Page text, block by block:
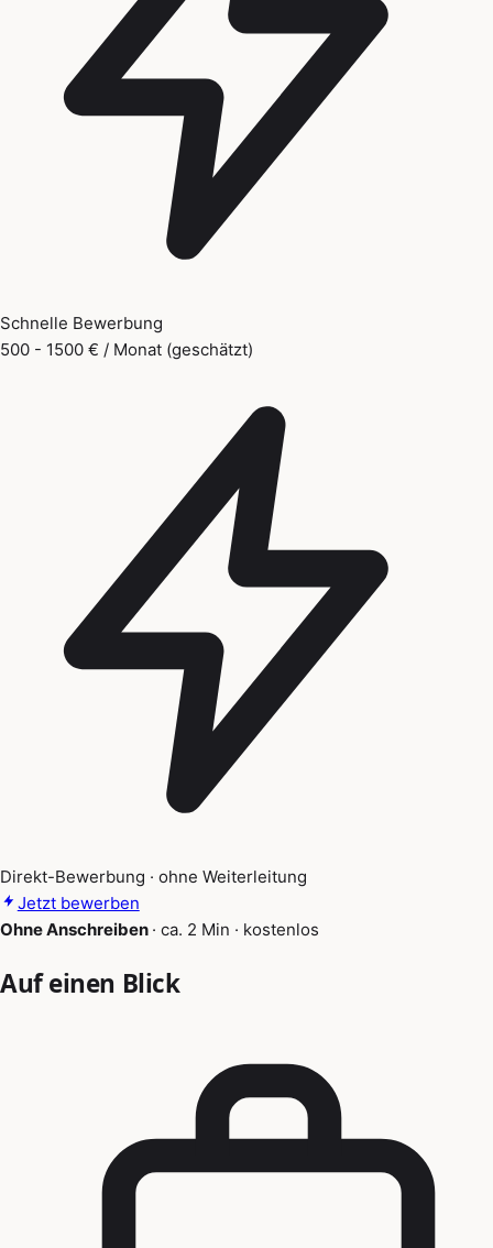
Schnelle Bewerbung
500 - 1500 € / Monat (geschätzt)
Direkt-Bewerbung · ohne Weiterleitung
Jetzt bewerben
Ohne Anschreiben · ca. 2 Min · kostenlos
Auf einen Blick